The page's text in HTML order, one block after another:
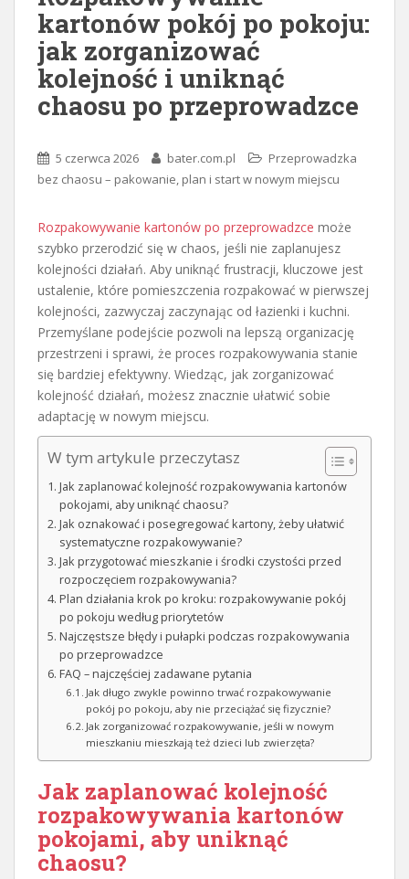
kartonów pokój po pokoju:
jak zorganizować
kolejność i uniknąć
chaosu po przeprowadzce
5 czerwca 2026 bater.com.pl
Przeprowadzka
bez chaosu – pakowanie, plan i start w nowym miejscu
Rozpakowywanie kartonów po przeprowadzce może
szybko przerodzić się w chaos, jeśli nie zaplanujesz
kolejności działań. Aby uniknąć frustracji, kluczowe jest
ustalenie, które pomieszczenia rozpakować w pierwszej
kolejności, zazwyczaj zaczynając od łazienki i kuchni.
Przemyślane podejście pozwoli na lepszą organizację
przestrzeni i sprawi, że proces rozpakowywania stanie
się bardziej efektywny. Wiedząc, jak zorganizować
kolejność działań, możesz znacznie ułatwić sobie
adaptację w nowym miejscu.
W tym artykule przeczytasz
Jak zaplanować kolejność rozpakowywania kartonów
pokojami, aby uniknąć chaosu?
Jak oznakować i posegregować kartony, żeby ułatwić
systematyczne rozpakowywanie?
Jak przygotować mieszkanie i środki czystości przed
rozpoczęciem rozpakowywania?
Plan działania krok po kroku: rozpakowywanie pokój
po pokoju według priorytetów
Najczęstsze błędy i pułapki podczas rozpakowywania
po przeprowadzce
FAQ – najczęściej zadawane pytania
Jak długo zwykle powinno trwać rozpakowywanie
pokój po pokoju, aby nie przeciążać się fizycznie?
Jak zorganizować rozpakowywanie, jeśli w nowym
mieszkaniu mieszkają też dzieci lub zwierzęta?
Jak zaplanować kolejność
rozpakowywania kartonów
pokojami, aby uniknąć
chaosu?